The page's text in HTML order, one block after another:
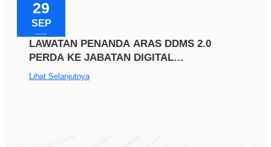
29
SEP
LAWATAN PENANDA ARAS DDMS 2.0
PERDA KE JABATAN DIGITAL
NEGARA
Lihat Selanjutnya